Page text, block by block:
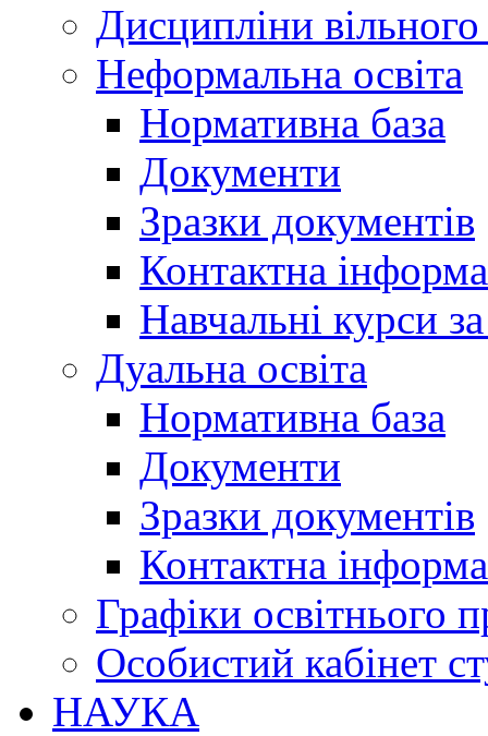
Дисципліни
Неформальна освіта
Нормативна база
Документи
Зразки документів
Контактна
Навчальні курси
Дуальна освіта
Нормативна база
Документи
Зразки документів
Контактна
Графіки освітнього
Особистий кабінет
НАУКА